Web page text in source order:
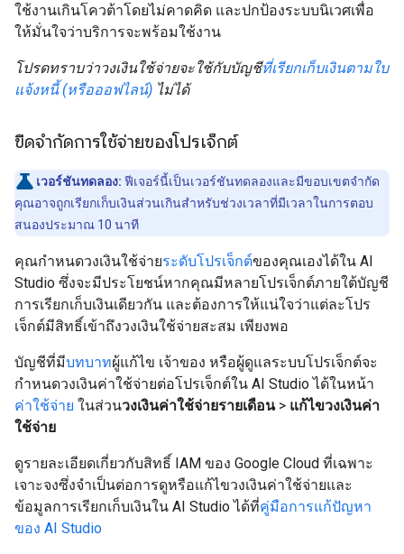
ใช้งานเกินโควต้าโดยไม่คาดคิด และปกป้องระบบนิเวศเพื่อ
ให้มั่นใจว่าบริการจะพร้อมใช้งาน
โปรดทราบว่าวงเงินใช้จ่ายจะใช้กับบัญชีที่เรียกเก็บเงินตามใบ
แจ้งหนี้ (หรือออฟไลน์) ไม่ได้
ขีดจำกัดการใช้จ่ายของโปรเจ็กต์
เวอร์ชันทดลอง: ฟีเจอร์นี้เป็นเวอร์ชันทดลองและมีขอบเขตจำกัด
คุณอาจถูกเรียกเก็บเงินส่วนเกินสำหรับช่วงเวลาที่มีเวลาในการตอบ
สนองประมาณ 10 นาที
คุณกำหนดวงเงินใช้จ่ายระดับโปรเจ็กต์ของคุณเองได้ใน AI
Studio ซึ่งจะมีประโยชน์หากคุณมีหลายโปรเจ็กต์ภายใต้บัญชี
การเรียกเก็บเงินเดียวกัน และต้องการให้แน่ใจว่าแต่ละโปร
เจ็กต์มีสิทธิ์เข้าถึงวงเงินใช้จ่ายสะสม เพียงพอ
บัญชีที่มีบทบาทผู้แก้ไข เจ้าของ หรือผู้ดูแลระบบโปรเจ็กต์จะ
กำหนดวงเงินค่าใช้จ่ายต่อโปรเจ็กต์ใน AI Studio ได้ในหน้า
ค่าใช้จ่าย ในส่วนวงเงินค่าใช้จ่ายรายเดือน> แก้ไขวงเงินค่า
ใช้จ่าย
ดูรายละเอียดเกี่ยวกับสิทธิ์ IAM ของ Google Cloud ที่เฉพาะ
เจาะจงซึ่งจำเป็นต่อการดูหรือแก้ไขวงเงินค่าใช้จ่ายและ
ข้อมูลการเรียกเก็บเงินใน AI Studio ได้ที่คู่มือการแก้ปัญหา
ของ AI Studio